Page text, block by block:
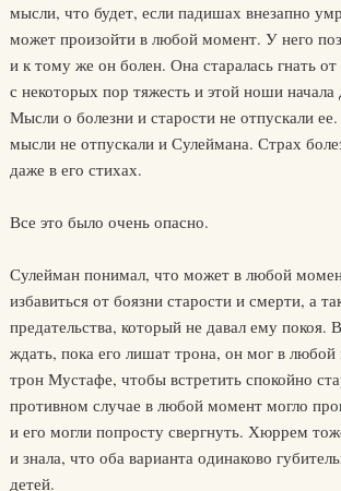
мысли, что будет, если падишах внезапно
может произойти в любой момент. У него
и к тому же он болен. Она старалась гнать
с некоторых пор тяжесть и этой ноши начала
Мысли о болезни и старости не отпускали
мысли не отпускали и Сулеймана. Страх
даже в его стихах.
Все это было очень опасно.
Сулейман понимал, что может в любой
избавиться от боязни старости и смерти, а
предательства, который не давал ему покоя.
ждать, пока его лишат трона, он мог в
трон Мустафе, чтобы встретить спокойно
противном случае в любой момент могло
и его могли попросту свергнуть. Хюррем
и знала, что оба варианта одинаково
детей.